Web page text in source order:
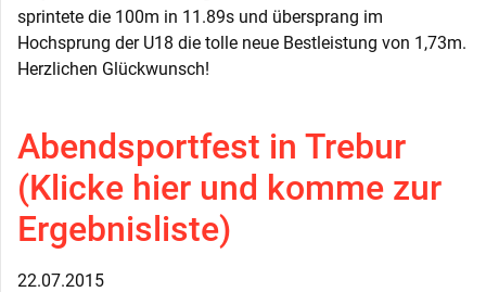
sprintete die 100m in 11.89s und übersprang im
Hochsprung der U18 die tolle neue Bestleistung von 1,73m.
Herzlichen Glückwunsch!
Abendsportfest in Trebur
(Klicke hier und komme zur
Ergebnisliste)
22.07.2015